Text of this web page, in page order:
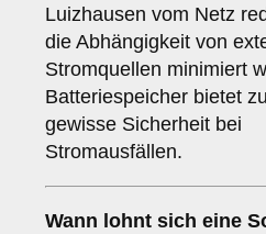
Luizhausen vom Netz
die Abhängigkeit von
Stromquellen minimiert
Batteriespeicher bietet
gewisse Sicherheit bei
Stromausfällen.
Wann lohnt sich eine